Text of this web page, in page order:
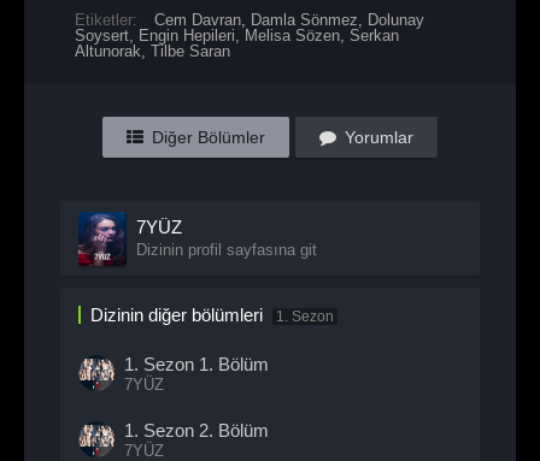
Etiketler: Cem Davran Damla Sönmez
Dolunay
Soysert Engin Hepileri Melisa Sözen Serkan
Altunorak Tilbe Saran
Diğer Bölümler Yorumlar
7YÜZ
Dizinin profil sayfasına git
Dizinin diğer bölümleri 1. Sezon
1. Sezon 1. Bölüm
7YÜZ
1. Sezon 2. Bölüm
7YÜZ